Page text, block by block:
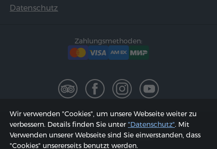
Datenschutz
Zahlungsmethoden:
2002 - 2026, © "Hyur Service" GmbH;
Aktualisiert am 08.08.2026
Wir verwenden "Cookies", um unsere Webseite weiter zu
verbessern. Details finden Sie unter"Datenschutz". Mit
Verwenden unserer Webseite sind Sie einverstanden, dass
"Cookies" unsererseits benutzt werden.